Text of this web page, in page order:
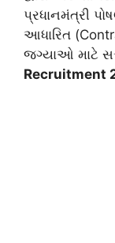
પ્રધાનમંત્રી
આધારિત
જગ્યાઓ માટે
Recruitment